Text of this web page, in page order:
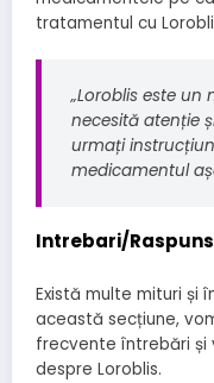
tratamentul cu
„Loroblis este
necesită atenție
urmați
medicamentul
Intrebari/
Există multe mituri și
această secțiune,
frecvente întrebări și
despre Loroblis.